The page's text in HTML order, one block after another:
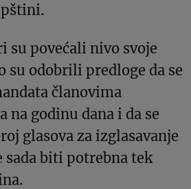
su povećali nivo svoje
su odobrili predloge da se
članovima
na godinu dana i da se
glasova za izglasavanje
sada biti potrebna tek